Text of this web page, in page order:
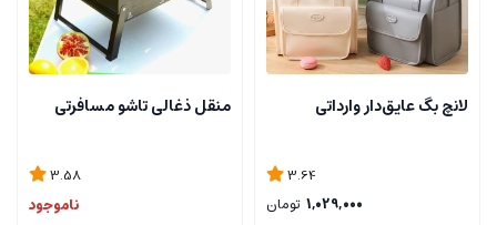
لانچ بگ عایق‌دار وارداتی
3.64
1,029,000 تومان
منقل ذغالی تاشو مسافرتی
3.58
ناموجود